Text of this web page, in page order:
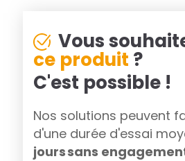
Vous
ce produit ?
C'est possible !
Nos solutions peuvent
d'une durée d'essai
jours sans